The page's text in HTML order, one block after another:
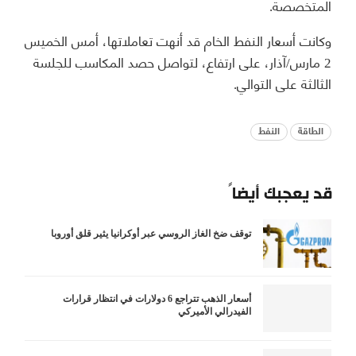
المتخصصة.
وكانت أسعار النفط الخام قد أنهت تعاملاتها، أمس الخميس
2 مارس/آذار، على ارتفاع، لتواصل حصد المكاسب للجلسة
الثالثة على التوالي.
الطاقة النفط
قد يعجبك أيضاً
توقف ضخ الغاز الروسي عبر أوكرانيا يثير قلق أوروبا
أسعار الذهب تتراجع 6 دولارات في انتظار قرارات
الفيدرالي الأميركي